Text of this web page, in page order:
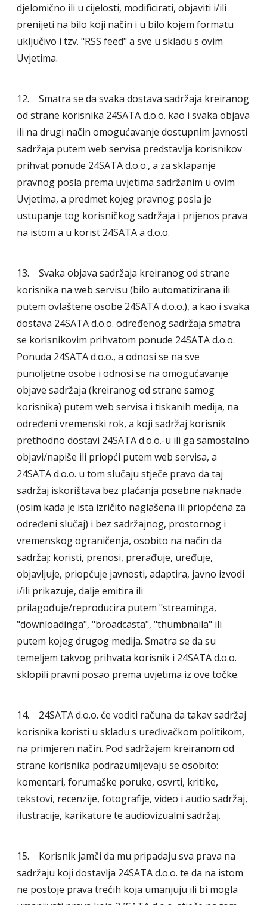
djelomično ili u cijelosti, modificirati, objaviti i/ili
prenijeti na bilo koji način i u bilo kojem formatu
uključivo i tzv. "RSS feed" a sve u skladu s ovim
Uvjetima.
12. Smatra se da svaka dostava sadržaja kreiranog
od strane korisnika 24SATA d.o.o. kao i svaka objava
ili na drugi način omogućavanje dostupnim javnosti
sadržaja putem web servisa predstavlja korisnikov
prihvat ponude 24SATA d.o.o., a za sklapanje
pravnog posla prema uvjetima sadržanim u ovim
Uvjetima, a predmet kojeg pravnog posla je
ustupanje tog korisničkog sadržaja i prijenos prava
na istom a u korist 24SATA a d.o.o.
13. Svaka objava sadržaja kreiranog od strane
korisnika na web servisu (bilo automatizirana ili
putem ovlaštene osobe 24SATA d.o.o.), a kao i svaka
dostava 24SATA d.o.o. određenog sadržaja smatra
se korisnikovim prihvatom ponude 24SATA d.o.o.
Ponuda 24SATA d.o.o., a odnosi se na sve
punoljetne osobe i odnosi se na omogućavanje
objave sadržaja (kreiranog od strane samog
korisnika) putem web servisa i tiskanih medija, na
određeni vremenski rok, a koji sadržaj korisnik
prethodno dostavi 24SATA d.o.o.-u ili ga samostalno
objavi/napiše ili priopći putem web servisa, a
24SATA d.o.o. u tom slučaju stječe pravo da taj
sadržaj iskorištava bez plaćanja posebne naknade
(osim kada je ista izričito naglašena ili priopćena za
određeni slučaj) i bez sadržajnog, prostornog i
vremenskog ograničenja, osobito na način da
sadržaj: koristi, prenosi, prerađuje, uređuje,
objavljuje, priopćuje javnosti, adaptira, javno izvodi
i/ili prikazuje, dalje emitira ili
prilagođuje/reproducira putem "streaminga,
"downloadinga", "broadcasta", "thumbnaila" ili
putem kojeg drugog medija. Smatra se da su
temeljem takvog prihvata korisnik i 24SATA d.o.o.
sklopili pravni posao prema uvjetima iz ove točke.
14. 24SATA d.o.o. će voditi računa da takav sadržaj
korisnika koristi u skladu s uređivačkom politikom,
na primjeren način. Pod sadržajem kreiranom od
strane korisnika podrazumijevaju se osobito:
komentari, forumaške poruke, osvrti, kritike,
tekstovi, recenzije, fotografije, video i audio sadržaj,
ilustracije, karikature te audiovizualni sadržaj.
15. Korisnik jamči da mu pripadaju sva prava na
sadržaju koji dostavlja 24SATA d.o.o. te da na istom
ne postoje prava trećih koja umanjuju ili bi mogla